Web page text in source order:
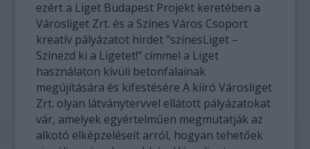
ezért a Liget Budapest Projekt keretében a
Városliget Zrt. és a Színes Város Csoport
kreatív pályázatot hirdet "színesLiget –
Színezd ki a Ligetet!" címmel a Liget
használaton kívüli betonfalainak
megújítására és kifestésére A kiíró Városliget
Zrt. olyan látványtervvel ellátott pályázatokat
vár, amelyek egyértelműen megmutatják az
alkotó elképzeléseit arról, hogyan tehetőek